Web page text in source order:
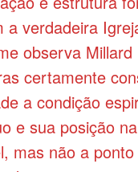
a verdadeira
observa
certamente
a condição
e sua posição
mas não a